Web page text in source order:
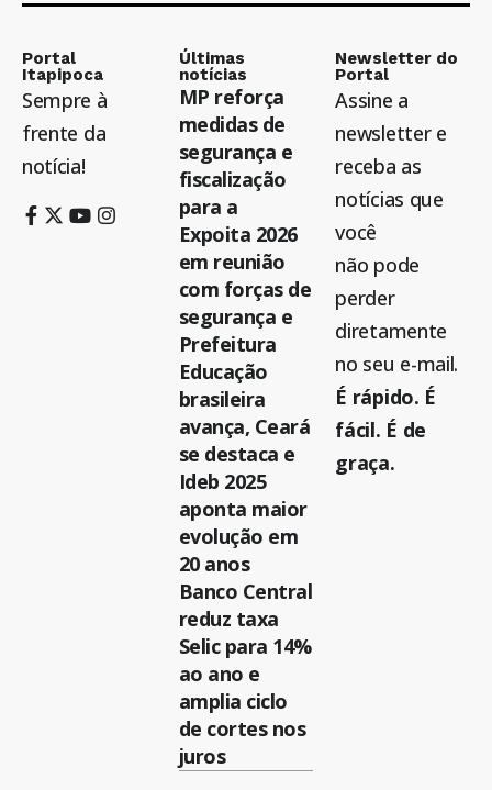
Portal
Itapipoca
Sempre à
frente da
notícia!
Últimas
notícias
MP reforça
medidas de
segurança e
fiscalização
para a
Expoita 2026
em reunião
com forças de
segurança e
Prefeitura
Educação
brasileira
avança, Ceará
se destaca e
Ideb 2025
aponta maior
evolução em
20 anos
Banco Central
reduz taxa
Selic para 14%
ao ano e
amplia ciclo
de cortes nos
juros
Newsletter do
Portal
Assine a
newsletter e
receba as
notícias que
você
não pode
perder
diretamente
no seu e-mail.
É rápido. É
fácil. É de
graça.